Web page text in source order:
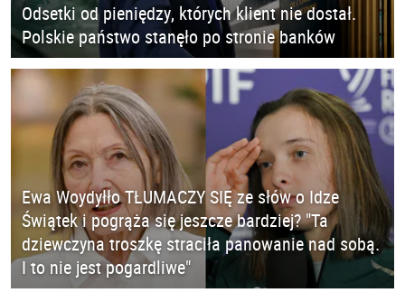
Odsetki od pieniędzy, których klient nie dostał.
Polskie państwo stanęło po stronie banków
Ewa Woydyłło TŁUMACZY SIĘ ze słów o Idze
Świątek i pogrąża się jeszcze bardziej? "Ta
dziewczyna troszkę straciła panowanie nad sobą.
I to nie jest pogardliwe"